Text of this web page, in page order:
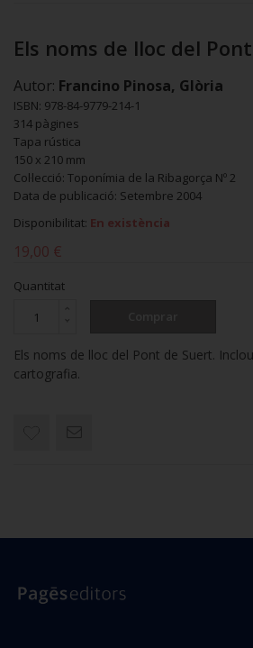
Els noms de lloc del
Autor: Francino Pinosa, Glòria
ISBN: 978-84-9779-214-1
314 pàgines
Tapa rústica
150 x 210 mm
Col·lecció: Toponímia de la Ribagorça Nº 2
Data de publicació: Setembre 2004
Disponibilitat: En existència
19,00 €
Quantitat
Els noms de lloc del Pont de Suert.
cartografia.